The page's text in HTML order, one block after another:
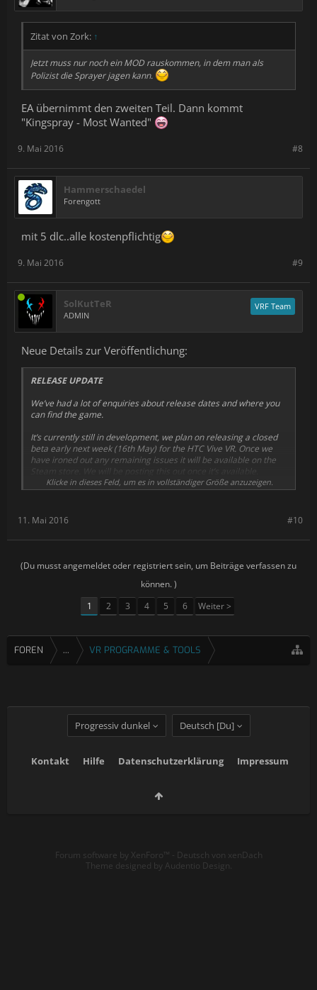
Zitat von Zork: ↑
Jetzt muss nur noch ein MOD rauskommen, in dem man als
Polizist die Sprayer jagen kann.
EA übernimmt den zweiten Teil. Dann kommt
"Kingspray - Most Wanted"
#8
9. Mai 2016
Hammerschaedel
Forengott
mit 5 dlc..alle kostenpflichtig
#9
9. Mai 2016
SolKutTeR
ADMIN
VRF Team
Neue Details zur Veröffentlichung:
RELEASE UPDATE
We’ve had a lot of enquiries about release dates and where you
can find the game.
It’s currently still in development, we plan on releasing a closed
beta early next week (16th May) for the HTC Vive VR. Once we
have ironed out any remaining issues it will be available on the
Steam store. We will be posting this out once it’s available.
We do have a standard non VR version in the works which will be
will get back to you all eventually.
-Kingspray Team
Klicke in dieses Feld, um es in vollständiger Größe anzuzeigen.
#10
11. Mai 2016
(Du musst angemeldet oder registriert sein, um Beiträge verfassen zu
können. )
1
2 3 4 5 6 Weiter >
FOREN ... VR PROGRAMME & TOOLS
Progressiv dunkel Deutsch [Du]
Kontakt Hilfe Datenschutzerklärung Impressum
Forum software by XenForo™ - Deutsch von xenDach
Theme designed by Audentio Design.